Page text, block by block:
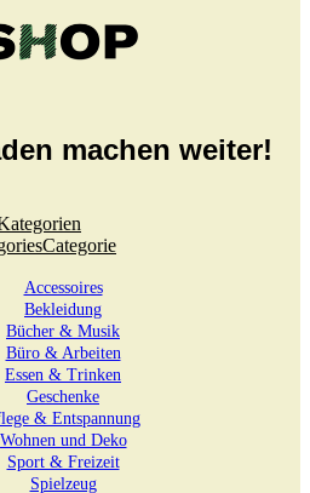
machen weiter!
Categorie
Accessoires
Bekleidung
Bücher & Musik
Büro & Arbeiten
Essen & Trinken
Geschenke
& Entspannung
Wohnen und Deko
Sport & Freizeit
Spielzeug